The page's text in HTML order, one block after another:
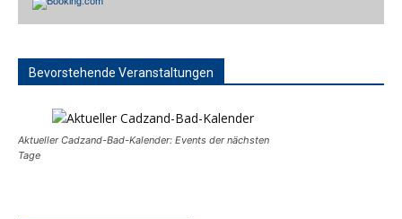
Bevorstehende Veranstaltungen
Aktueller Cadzand-Bad-Kalender: Events der nächsten
Tage